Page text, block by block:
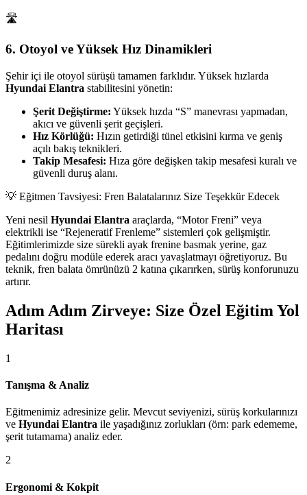
🛣️
6. Otoyol ve Yüksek Hız Dinamikleri
Şehir içi ile otoyol sürüşü tamamen farklıdır. Yüksek hızlarda
Hyundai Elantra stabilitesini yönetin:
Şerit Değiştirme: Yüksek hızda “S” manevrası yapmadan,
akıcı ve güvenli şerit geçişleri.
Hız Körlüğü: Hızın getirdiği tünel etkisini kırma ve geniş
açılı bakış teknikleri.
Takip Mesafesi: Hıza göre değişken takip mesafesi kuralı ve
güvenli duruş alanı.
💡 Eğitmen Tavsiyesi: Fren Balatalarınız Size Teşekkür Edecek
Yeni nesil Hyundai Elantra araçlarda, “Motor Freni” veya
elektrikli ise “Rejeneratif Frenleme” sistemleri çok gelişmiştir.
Eğitimlerimizde size sürekli ayak frenine basmak yerine, gaz
pedalını doğru modüle ederek aracı yavaşlatmayı öğretiyoruz. Bu
teknik, fren balata ömrünüzü 2 katına çıkarırken, sürüş konforunuzu
artırır.
Adım Adım Zirveye: Size Özel Eğitim Yol
Haritası
1
Tanışma & Analiz
Eğitmenimiz adresinize gelir. Mevcut seviyenizi, sürüş korkularınızı
ve Hyundai Elantra ile yaşadığınız zorlukları (örn: park edememe,
şerit tutamama) analiz eder.
2
Ergonomi & Kokpit